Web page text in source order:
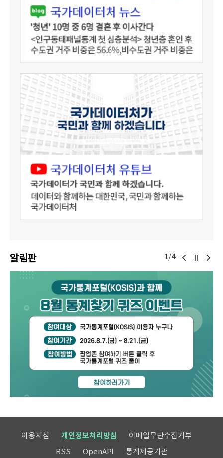
알림판 1/4
이용지침 개인정보처리방침
이메일무단수집거부
RSS
OpenAPI 통계제공기관